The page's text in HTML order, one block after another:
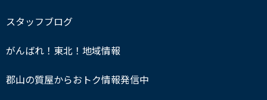
スタッフブログ
がんばれ！東北！地域情報
郡山の質屋からおトク情報発信中